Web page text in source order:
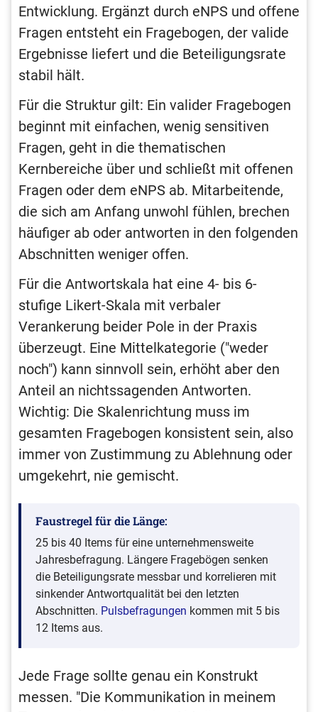
Entwicklung. Ergänzt durch eNPS und offene
Fragen entsteht ein Fragebogen, der valide
Ergebnisse liefert und die Beteiligungsrate
stabil hält.
Für die Struktur gilt: Ein valider Fragebogen
beginnt mit einfachen, wenig sensitiven
Fragen, geht in die thematischen
Kernbereiche über und schließt mit offenen
Fragen oder dem eNPS ab. Mitarbeitende,
die sich am Anfang unwohl fühlen, brechen
häufiger ab oder antworten in den folgenden
Abschnitten weniger offen.
Für die Antwortskala hat eine 4- bis 6-
stufige Likert-Skala mit verbaler
Verankerung beider Pole in der Praxis
überzeugt. Eine Mittelkategorie ("weder
noch") kann sinnvoll sein, erhöht aber den
Anteil an nichtssagenden Antworten.
Wichtig: Die Skalenrichtung muss im
gesamten Fragebogen konsistent sein, also
immer von Zustimmung zu Ablehnung oder
umgekehrt, nie gemischt.
Faustregel für die Länge:
25 bis 40 Items für eine unternehmensweite
Jahresbefragung. Längere Fragebögen senken
die Beteiligungsrate messbar und korrelieren mit
sinkender Antwortqualität bei den letzten
Abschnitten. Pulsbefragungen kommen mit 5 bis
12 Items aus.
Jede Frage sollte genau ein Konstrukt
messen. "Die Kommunikation in meinem